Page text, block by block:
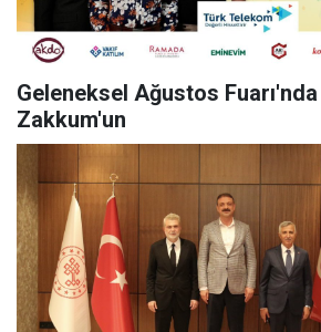
Geleneksel Ağustos
Zakkum'un